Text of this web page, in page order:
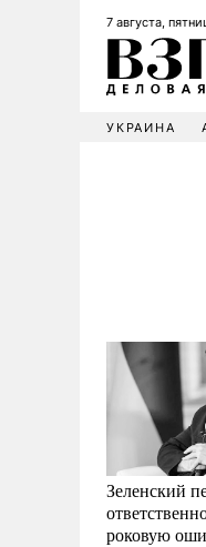
7 августа,
УКРАИНА
Зеленский
роковую